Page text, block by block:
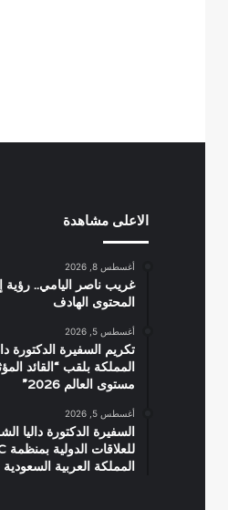
الاعلى مشاهدة
أغسطس 8, 2026
غريب ناصر اليامي.. رؤية
المحتوى الهادف
أغسطس 5, 2026
تكريم السفيرة الدكتورة
المملكة بلقب “القائد
مستوى العالم 2026”
أغسطس 5, 2026
السفيرة الدكتورة داليا
المملكة العربية السعودية